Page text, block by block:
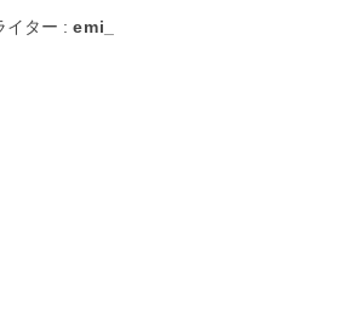
イター : emi_